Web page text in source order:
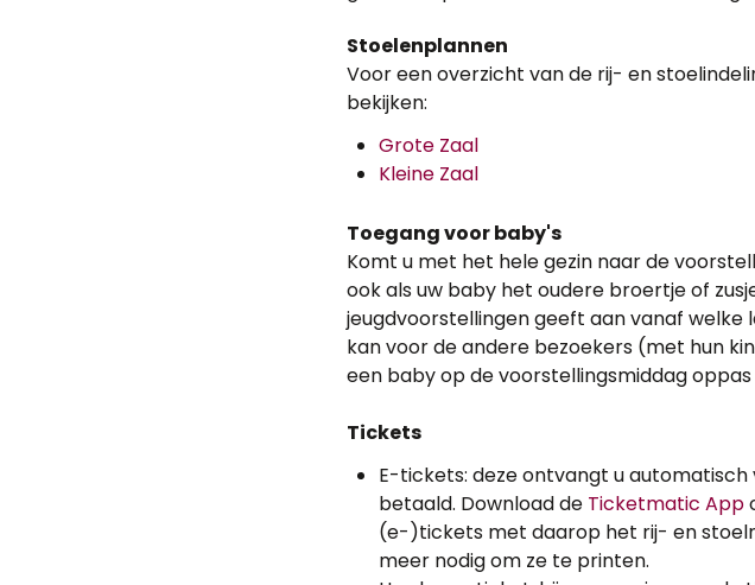
Stoelenplannen
Voor een overzicht van de rij- en
bekijken:
Grote Zaal
Kleine Zaal
Toegang voor baby's
Komt u met het hele gezin naar de
ook als uw baby het oudere broertje of
jeugdvoorstellingen geeft aan vanaf welke
kan voor de andere bezoekers (met hun
een baby op de voorstellingsmiddag
Tickets
E-tickets: deze ontvangt u
betaald. Download de Ticketmatic App
(e-)tickets met daarop het rij- en
meer nodig om ze te printen.